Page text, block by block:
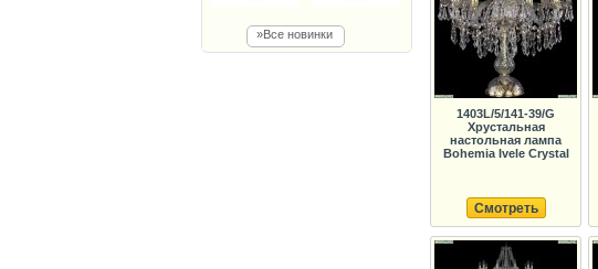
»Все новинки
1403L/5/141-39/G
Хрустальная
настольная лампа
Bohemia Ivele Crystal
Смотреть